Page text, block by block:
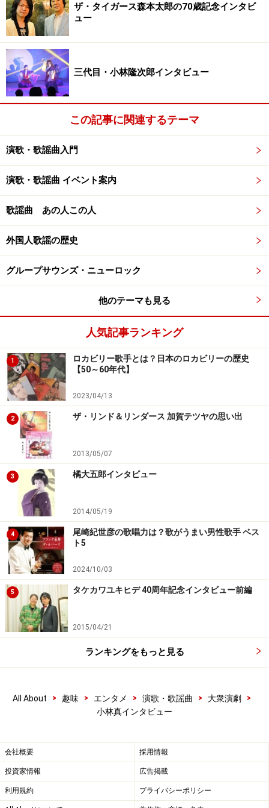
やんちゃだった十代
ガイド：小林劇団は九州演劇協会の所属だけど、真さん
はどちらかというと広島に地元意識があるんですよね。
ですけど、僕は中学まで広島で育ちましたから。今は親
が福岡県に家を買いなおして、一応そこが本拠地という
でもないしほとんど帰ることがないです。
ガイド：帰る場所があるというならやっぱり広島なんで
すね。
真：そうですね。帰ったら友達と飲んだりできますから
達が総出で応援に来てくれるんですよ。
ガイド：真さんって子供のころはどんなキャラクターだ
ったんですか？
真：人見知りをしない、よくしゃべる子供だったらしい
ですよ。｢口から先に生まれてきたんか｣って言われるく
らい。
ガイド：ムードメーカー的な素質は昔からあったんです
ね。やんちゃしてませんでしたか？
真：悪さしてたらしいですね(笑)僕、子供の頃は柔道や
ってて体重も98Kgとかあったんですよ。
ガイド：強力なキャラクターですね！そんなちょい悪な
青春を謳歌していた真さんが、中学を卒業して役者の世
界に戻ったのはどうしてですか？
真：ほんとに小さな子役時代以降はほんとに役者をする
つもりはなかったんですけどね。でも15歳の時、僕のや
んちゃぶりを見るに見かねたお祖母ちゃんから｢おまえ役
者になれ！それじゃなかったらヤク〇になれ！｣って説教
｢さすがにヤク〇はヤバいから役者になろうかなぁ……｣と
必死で芝居に取り組んだ青春
ザ・タイガース森本太郎の70歳記念インタビ
ュー
三代目・小林隆次郎インタビュー
この記事に関連するテーマ
演歌・歌謡曲入門
演歌・歌謡曲 イベント案内
歌謡曲 あの人この人
外国人歌謡の歴史
グループサウンズ・ニューロック
他のテーマも見る
人気記事ランキング
1
ロカビリー歌手とは？日本のロカビリーの歴史
【50～60年代】
2023/04/13
2 ザ・リンド＆リンダース 加賀テツヤの思い出
2013/05/07
3 橘大五郎インタビュー
2014/05/19
4
尾崎紀世彦の歌唱力は？歌がうまい男性歌手 ベス
ト5
2024/10/03
5 タケカワユキヒデ 40周年記念インタビュー前編
2015/04/21
ランキングをもっと見る
All About > 趣味 > エンタメ > 演歌・歌謡曲 > 大衆演劇
>
小林真インタビュー
会社概要 採用情報
投資家情報 広告掲載
利用規約 プライバシーポリシー